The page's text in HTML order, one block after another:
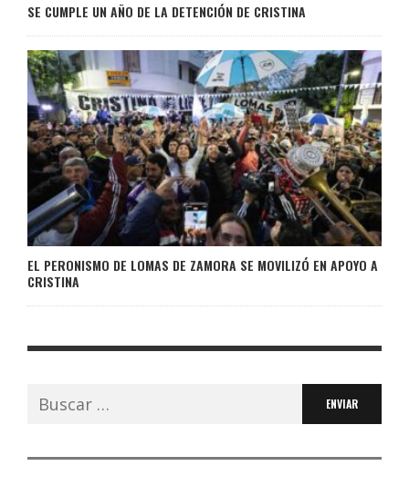
SE CUMPLE UN AÑO DE LA DETENCIÓN DE CRISTINA
EL PERONISMO DE LOMAS DE ZAMORA SE MOVILIZÓ EN APOYO A
CRISTINA
Buscar: